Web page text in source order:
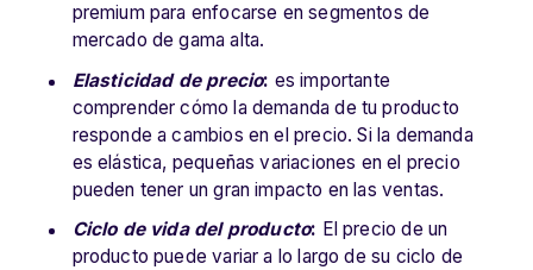
premium para enfocarse en segmentos de
mercado de gama alta.
Elasticidad de precio: es importante
comprender cómo la demanda de tu producto
responde a cambios en el precio. Si la demanda
es elástica, pequeñas variaciones en el precio
pueden tener un gran impacto en las ventas.
Ciclo de vida del producto: El precio de un
producto puede variar a lo largo de su ciclo de